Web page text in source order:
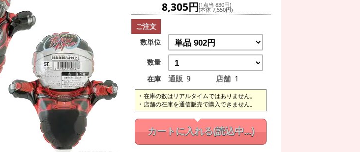
8,305円(1点当 830円)
(本体 7,550円)
ご注文
数単位
数量
在庫
通販 9 店舗 1
在庫の数はリアルタイムではありません。
店舗の在庫を通信販売で購入できません。
カートに入れる(読込中...)